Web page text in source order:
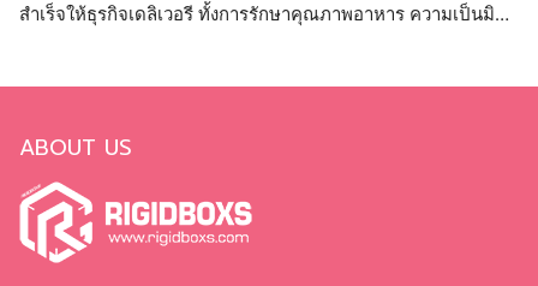
สำเร็จให้ธุรกิจเดลิเวอรี ทั้งการรักษาคุณภาพอาหาร ความเป็นมิตร
ABOUT US